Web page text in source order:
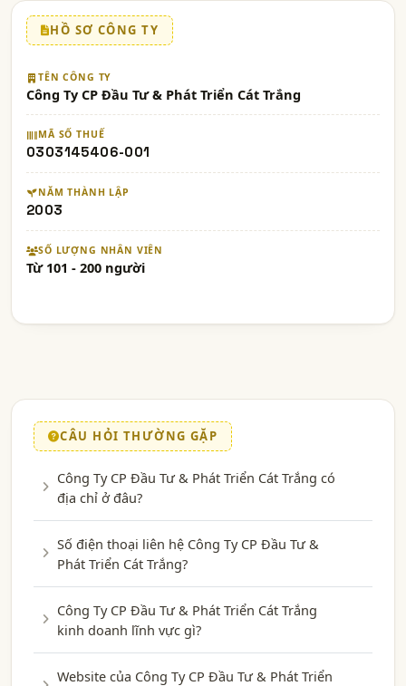
HỒ SƠ CÔNG TY
TÊN CÔNG TY
Công Ty CP Đầu Tư & Phát Triển Cát Trắng
MÃ SỐ THUẾ
0303145406-001
NĂM THÀNH LẬP
2003
SỐ LƯỢNG NHÂN VIÊN
Từ 101 - 200 người
CÂU HỎI THƯỜNG GẶP
Công Ty CP Đầu Tư & Phát Triển Cát Trắng có
địa chỉ ở đâu?
Số điện thoại liên hệ Công Ty CP Đầu Tư &
Phát Triển Cát Trắng?
Công Ty CP Đầu Tư & Phát Triển Cát Trắng
kinh doanh lĩnh vực gì?
Website của Công Ty CP Đầu Tư & Phát Triển